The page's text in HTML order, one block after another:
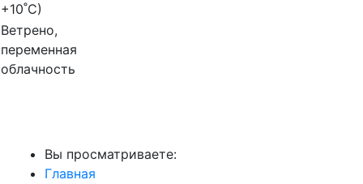
+10˚C)
Ветрено,
переменная
облачность
Вы просматриваете:
Главная